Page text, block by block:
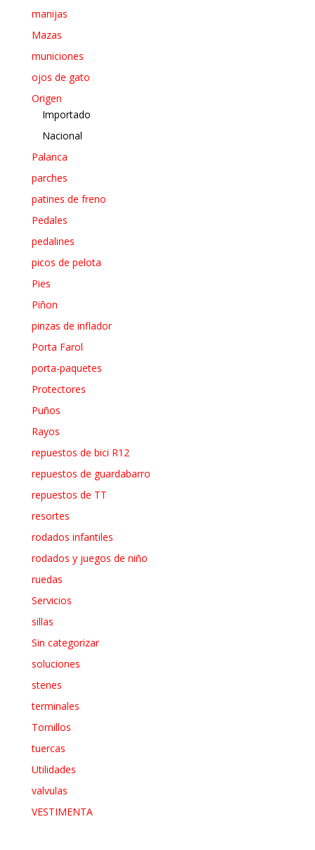
manijas
Mazas
municiones
ojos de gato
Origen
Importado
Nacional
Palanca
parches
patines de freno
Pedales
pedalines
picos de pelota
Pies
Piñon
pinzas de inflador
Porta Farol
porta-paquetes
Protectores
Puños
Rayos
repuestos de bici R12
repuestos de guardabarro
repuestos de TT
resortes
rodados infantiles
rodados y juegos de niño
ruedas
Servicios
sillas
Sin categorizar
soluciones
stenes
terminales
Tornillos
tuercas
Utilidades
valvulas
VESTIMENTA